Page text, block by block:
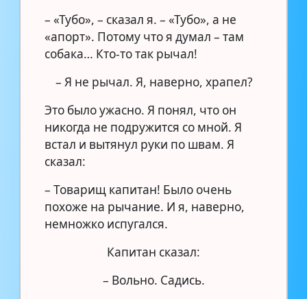
– «Тубо», – сказал я. – «Тубо», а не
«апорт». Потому что я думал – там
собака… Кто-то так рычал!
– Я не рычал. Я, наверно, храпел?
Это было ужасно. Я понял, что он
никогда не подружится со мной. Я
встал и вытянул руки по швам. Я
сказал:
– Товарищ капитан! Было очень
похоже на рычание. И я, наверно,
немножко испугался.
Капитан сказал:
– Вольно. Садись.